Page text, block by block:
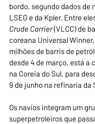
bordo, segundo dados de
LSEG e da Kpler. Entre
Crude Carrier (VLCC) de
coreana Universal
milhões de barris de
desde 4 de março, está a
na Coreia do Sul, para
9 de junho na refinaria da
Os navios integram um
superpetroleiros que